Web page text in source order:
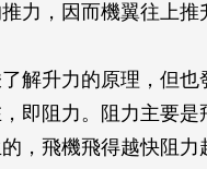
力，因而機翼往上推
解升力的原理，但也
即阻力。阻力主要是
，飛機飛得越快阻力